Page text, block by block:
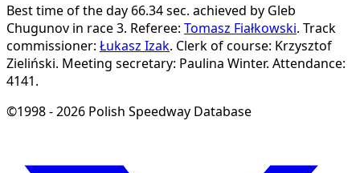
Best time of the day 66.34 sec. achieved by Gleb
Chugunov in race 3. Referee: Tomasz Fiałkowski. Track
commissioner: Łukasz Izak. Clerk of course: Krzysztof
Zieliński. Meeting secretary: Paulina Winter. Attendance:
4141.
©1998 - 2026 Polish Speedway Database